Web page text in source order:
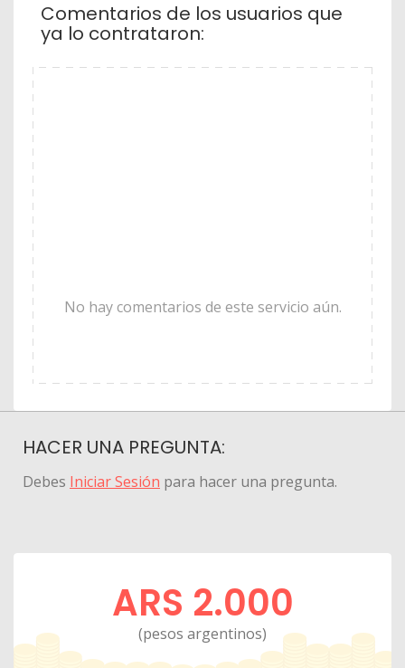
Comentarios de los usuarios que
ya lo contrataron:
No hay comentarios de este servicio aún.
HACER UNA PREGUNTA:
Debes Iniciar Sesión para hacer una pregunta.
ARS 2.000
(pesos argentinos)